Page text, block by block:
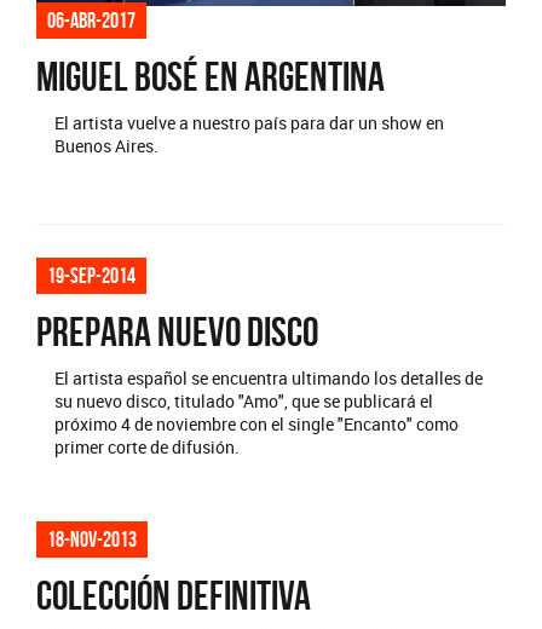
06-abr-2017
Miguel Bosé en Argentina
El artista vuelve a nuestro país para dar un show en
Buenos Aires.
19-sep-2014
PREPARA NUEVO DISCO
El artista español se encuentra ultimando los detalles de
su nuevo disco, titulado "Amo", que se publicará el
próximo 4 de noviembre con el single "Encanto" como
primer corte de difusión.
18-nov-2013
COLECCIÓN DEFINITIVA